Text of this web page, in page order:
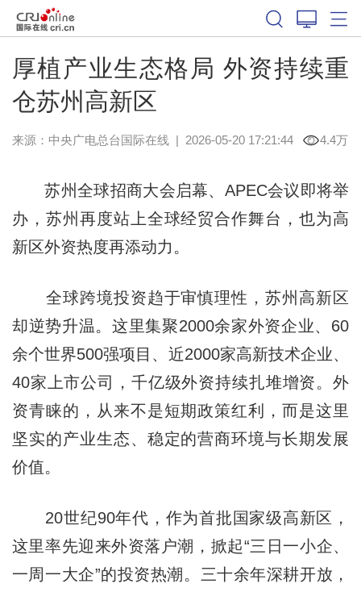
厚植产业生态格局 外资持续重
仓苏州高新区
来源：中央广电总台国际在线| 2026-05-20 17:21:44 4.4万
苏州全球招商大会启幕、APEC会议即将举
办，苏州再度站上全球经贸合作舞台，也为高
新区外资热度再添动力。
全球跨境投资趋于审慎理性，苏州高新区
却逆势升温。这里集聚2000余家外资企业、60
余个世界500强项目、近2000家高新技术企业、
40家上市公司，千亿级外资持续扎堆增资。外
资青睐的，从来不是短期政策红利，而是这里
坚实的产业生态、稳定的营商环境与长期发展
价值。
20世纪90年代，作为首批国家级高新区，
这里率先迎来外资落户潮，掀起“三日一小企、
一周一大企”的投资热潮。三十余年深耕开放，